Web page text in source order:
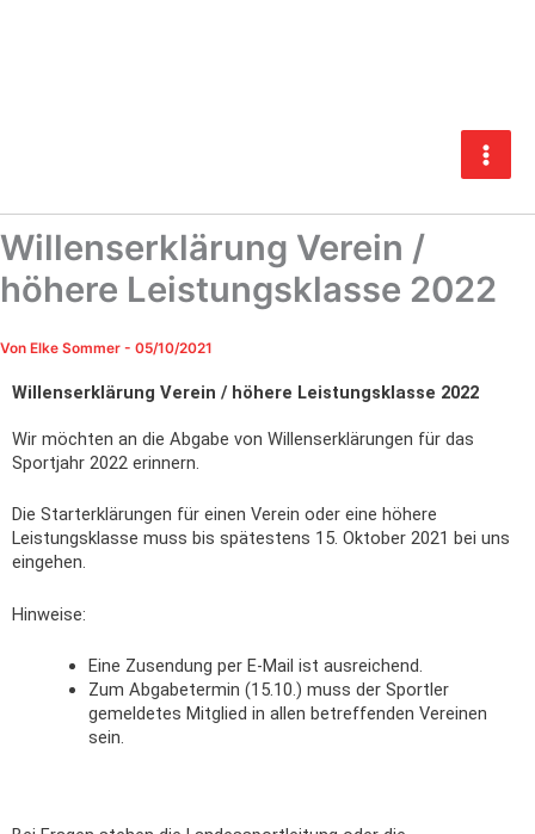
Willenserklärung Verein /
höhere Leistungsklasse 2022
Von Elke Sommer - 05/10/2021
Willenserklärung Verein / höhere Leistungsklasse 2022
Wir möchten an die Abgabe von Willenserklärungen für das
Sportjahr 2022 erinnern.
Die Starterklärungen für einen Verein oder eine höhere
Leistungsklasse muss bis spätestens 15. Oktober 2021 bei uns
eingehen.
Hinweise:
Eine Zusendung per E-Mail ist ausreichend.
Zum Abgabetermin (15.10.) muss der Sportler
gemeldetes Mitglied in allen betreffenden Vereinen
sein.